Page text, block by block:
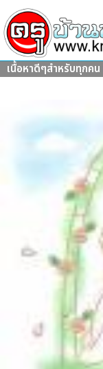
เนื้อหาดีๆสำหรับทุกคน